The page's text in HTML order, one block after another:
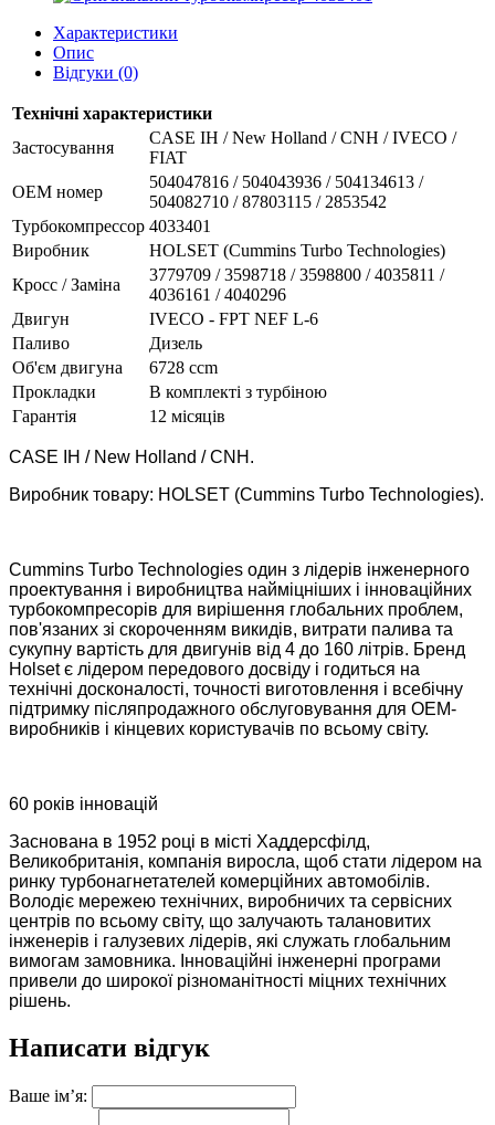
Характеристики
Опис
Відгуки (0)
Технічні характеристики
Застосування
CASE IH / New Holland / CNH / IVECO /
FIAT
OEM номер
504047816 / 504043936 / 504134613 /
504082710 / 87803115 / 2853542
Турбокомпрессор 4033401
Виробник
HOLSET (Cummins Turbo Technologies)
Кросс / Заміна
3779709 / 3598718 / 3598800 / 4035811 /
4036161 / 4040296
Двигун
IVECO - FPT NEF L-6
Паливо
Дизель
Об'єм двигуна
6728 ccm
Прокладки
В комплекті з турбіною
Гарантія
12 місяців
CASE IH / New Holland / CNH.
Виробник товару: HOLSET (Cummins Turbo Technologies).
Cummins Turbo Technologies один з лідерів інженерного
проектування і виробництва найміцніших і інноваційних
турбокомпресорів для вирішення глобальних проблем,
пов'язаних зі скороченням викидів, витрати палива та
сукупну вартість для двигунів від 4 до 160 літрів. Бренд
Holset є лідером передового досвіду і годиться на
технічні досконалості, точності виготовлення і всебічну
підтримку післяпродажного обслуговування для OEM-
виробників і кінцевих користувачів по всьому світу.
60 років інновацій
Заснована в 1952 році в місті Хаддерсфілд,
Великобританія, компанія виросла, щоб стати лідером на
ринку турбонагнетателей комерційних автомобілів.
Володіє мережею технічних, виробничих та сервісних
центрів по всьому світу, що залучають талановитих
інженерів і галузевих лідерів, які служать глобальним
вимогам замовника. Інноваційні інженерні програми
привели до широкої різноманітності міцних технічних
рішень.
Написати відгук
Ваше ім’я: